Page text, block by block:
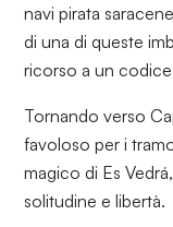
navi pirata
di una di queste
ricorso a un
Tornando verso
favoloso per i
magico di Es
solitudine e libertà.